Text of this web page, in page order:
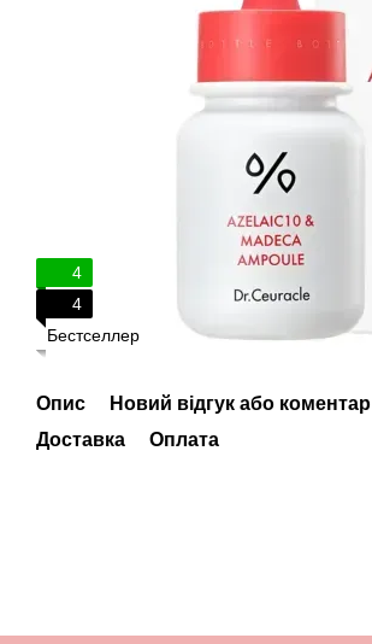
4
4
Бестселлер
Опис
Новий відгук або коментар
Доставка
Оплата